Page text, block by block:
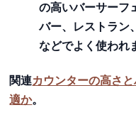
の高いバーサーフ
バー、レストラン
などでよく使われ
関連カウンターの高さ
適か。